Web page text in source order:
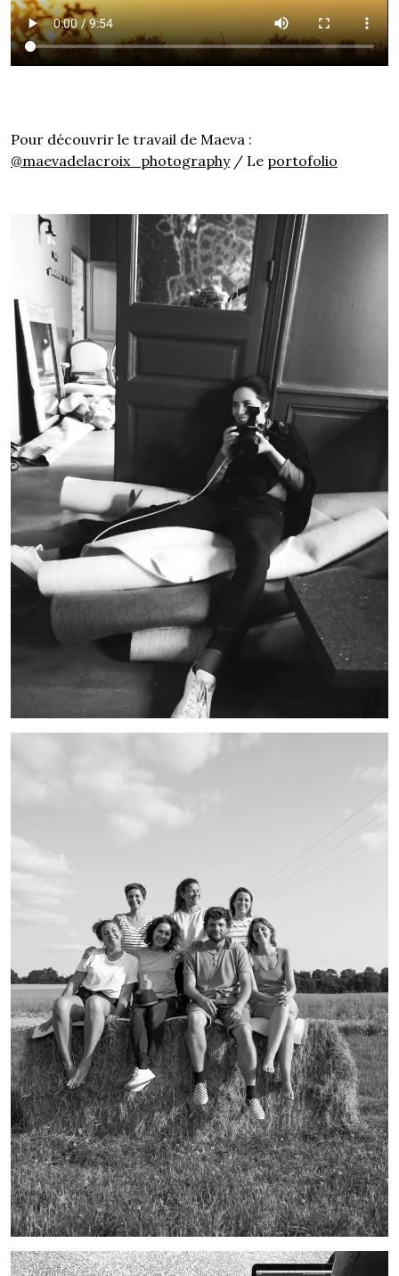
Pour découvrir le travail de Maeva :
@maevadelacroix_photography/ Le portofolio